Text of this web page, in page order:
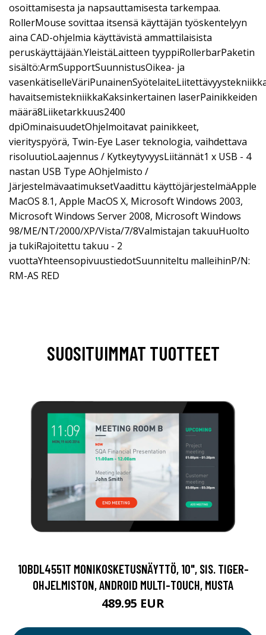
osoittamisesta ja napsauttamisesta tarkempaa.
RollerMouse sovittaa itsensä käyttäjän työskentelyyn
aina CAD-ohjelmia käyttävistä ammattilaisista
peruskäyttäjään.YleistäLaitteen tyyppiRollerbarPaketin
sisältö:ArmSupportSuunnistusOikea- ja
havaitsemistekniikkaKaksinkertainen laserPainikkeiden
määrä8Liiketarkkuus2400
dpiOminaisuudetOhjelmoitavat painikkeet,
vierityspyörä, Twin-Eye Laser teknologia, vaihdettava
risoluutioLaajennus / KytkeytyvyysLiitännät1 x USB - 4
nastan USB Type AOhjelmisto /
JärjestelmävaatimuksetVaadittu käyttöjärjestelmäApple
MacOS 8.1, Apple MacOS X, Microsoft Windows 2003,
Microsoft Windows Server 2008, Microsoft Windows
98/ME/NT/2000/XP/Vista/7/8Valmistajan takuuHuolto
ja tukiRajoitettu takuu - 2
vuottaYhteensopivuustiedotSuunniteltu malleihinP/N:
RM-AS RED
SUOSITUIMMAT TUOTTEET
10BDL4551T MONIKOSKETUSNÄYTTÖ, 10", SIS. TIGER-
OHJELMISTON, ANDROID MULTI-TOUCH, MUSTA
489.95 EUR